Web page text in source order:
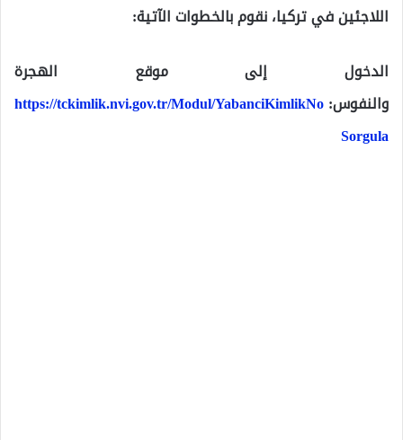
اللاجئين في تركيا، نقوم بالخطوات الآتية:
الدخول إلى موقع الهجرة
والنفوس:https://tckimlik.nvi.gov.tr/Modul/YabanciKimlikNo
Sorgula